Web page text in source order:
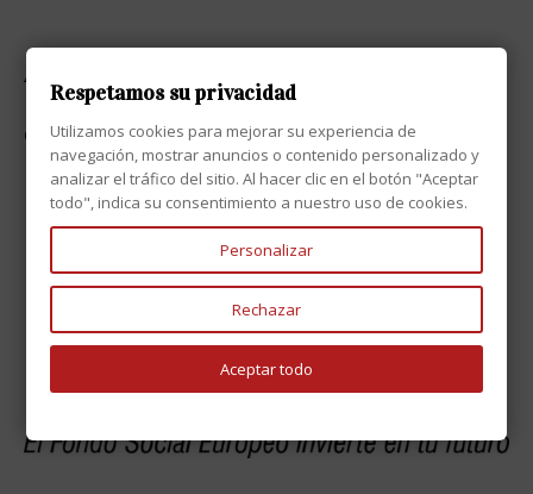
ATENCIÓN AL CLIENTE
CONTACTO
Respetamos su privacidad
Utilizamos cookies para mejorar su experiencia de
navegación, mostrar anuncios o contenido personalizado y
analizar el tráfico del sitio. Al hacer clic en el botón "Aceptar
todo", indica su consentimiento a nuestro uso de cookies.
Personalizar
Rechazar
Aceptar todo